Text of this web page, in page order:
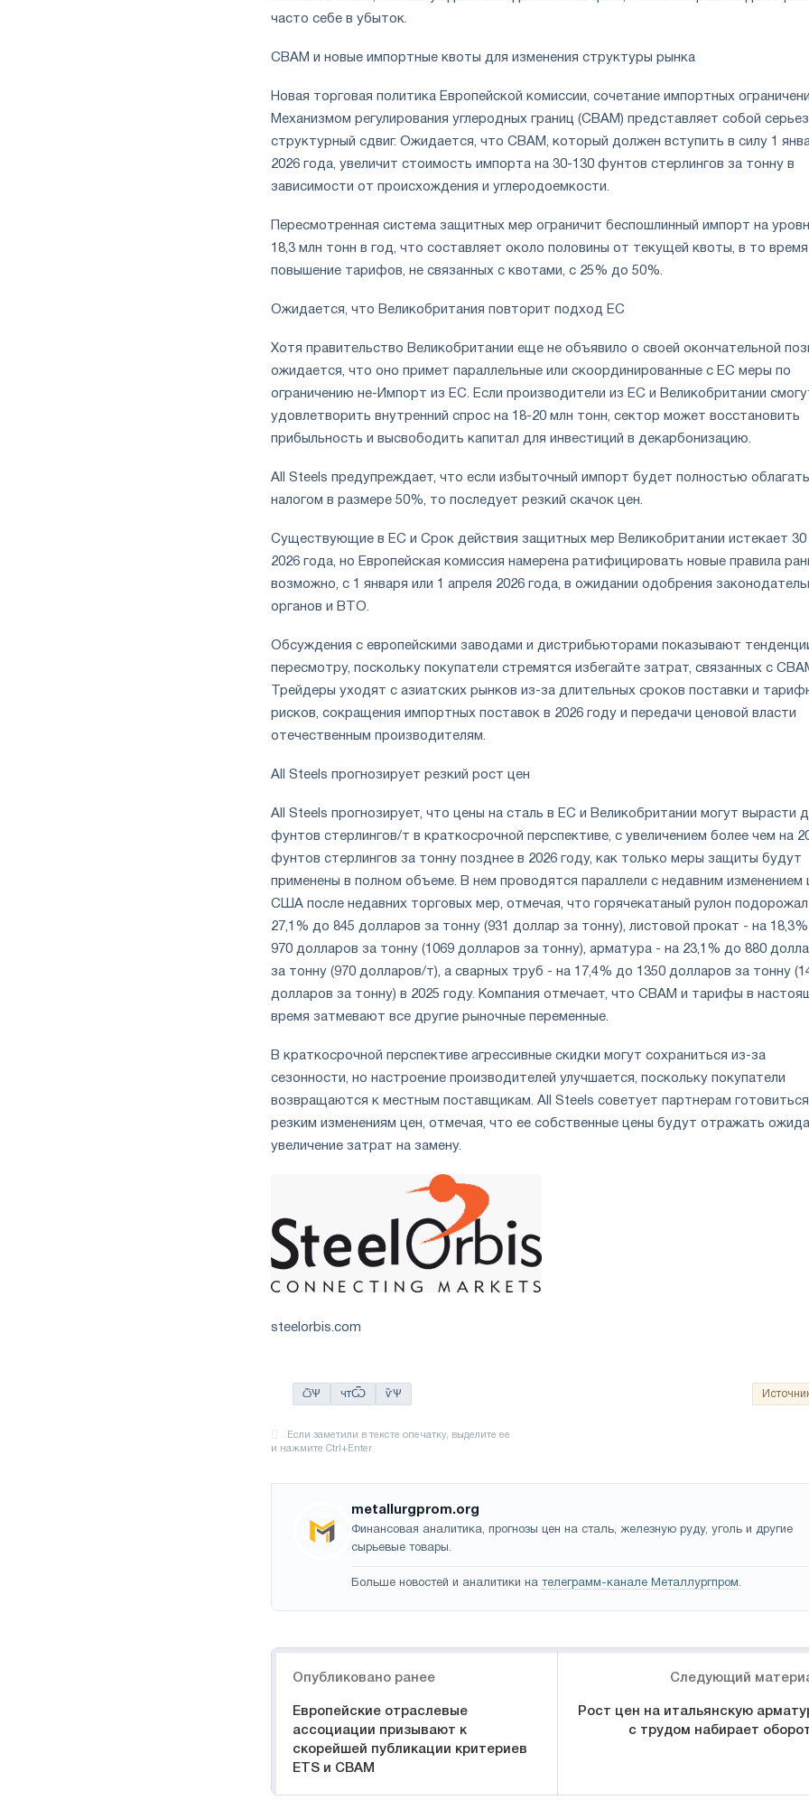
часто себе в убыток.
CBAM и новые импортные квоты для изменения структуры рынка
Новая торговая политика Европейской комиссии, сочетание импортных
Механизмом регулирования углеродных границ (CBAM) представляет собой
структурный сдвиг. Ожидается, что CBAM, который должен вступить в силу 1
2026 года, увеличит стоимость импорта на 30-130 фунтов стерлингов за тонну в
зависимости от происхождения и углеродоемкости.
Пересмотренная система защитных мер ограничит беспошлинный импорт на
18,3 млн тонн в год, что составляет около половины от текущей квоты, в то
повышение тарифов, не связанных с квотами, с 25% до 50%.
Ожидается, что Великобритания повторит подход ЕС
Хотя правительство Великобритании еще не объявило о своей окончательной
ожидается, что оно примет параллельные или скоординированные с ЕС меры по
ограничению не-Импорт из ЕС. Если производители из ЕС и Великобритании
удовлетворить внутренний спрос на 18-20 млн тонн, сектор может восстановить
прибыльность и высвободить капитал для инвестиций в декарбонизацию.
All Steels предупреждает, что если избыточный импорт будет полностью
налогом в размере 50%, то последует резкий скачок цен.
Существующие в ЕС и Срок действия защитных мер Великобритании истекает 30
2026 года, но Европейская комиссия намерена ратифицировать новые правила
возможно, с 1 января или 1 апреля 2026 года, в ожидании одобрения
органов и ВТО.
Обсуждения с европейскими заводами и дистрибьюторами показывают
пересмотру, поскольку покупатели стремятся избегайте затрат, связанных с
Трейдеры уходят с азиатских рынков из-за длительных сроков поставки и
рисков, сокращения импортных поставок в 2026 году и передачи ценовой власти
отечественным производителям.
All Steels прогнозирует резкий рост цен
All Steels прогнозирует, что цены на сталь в ЕС и Великобритании могут вырасти
фунтов стерлингов/т в краткосрочной перспективе, с увеличением более чем на
фунтов стерлингов за тонну позднее в 2026 году, как только меры защиты будут
применены в полном объеме. В нем проводятся параллели с недавним изменением
США после недавних торговых мер, отмечая, что горячекатаный рулон подорожал
27,1% до 845 долларов за тонну (931 доллар за тонну), листовой прокат - на
970 долларов за тонну (1069 долларов за тонну), арматура - на 23,1% до 880
за тонну (970 долларов/т), а сварных труб - на 17,4% до 1350 долларов за тонну
долларов за тонну) в 2025 году. Компания отмечает, что CBAM и тарифы в
время затмевают все другие рыночные переменные.
В краткосрочной перспективе агрессивные скидки могут сохраниться из-за
сезонности, но настроение производителей улучшается, поскольку покупатели
возвращаются к местным поставщикам. All Steels советует партнерам
резким изменениям цен, отмечая, что ее собственные цены будут отражать
увеличение затрат на замену.
steelorbis.com
ѽѰ чтѾ ѷѰ
metallurgprom.org
Финансовая аналитика, прогнозы цен на сталь, железную руду, уголь и другие
сырьевые товары.
Больше новостей и аналитики на телеграмм-канале Металлургпром.
Опубликовано ранее
Европейские отраслевые
ассоциации призывают к
скорейшей публикации критериев
ETS и CBAM
Следующий
Рост цен на итальянскую
с трудом набирает